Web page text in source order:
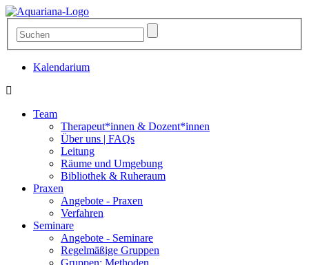
Kalendarium
Team
Therapeut*innen & Dozent*innen
Über uns | FAQs
Leitung
Räume und Umgebung
Bibliothek & Ruheraum
Praxen
Angebote - Praxen
Verfahren
Seminare
Angebote - Seminare
Regelmäßige Gruppen
Gruppen: Methoden